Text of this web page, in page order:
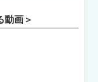
画＞